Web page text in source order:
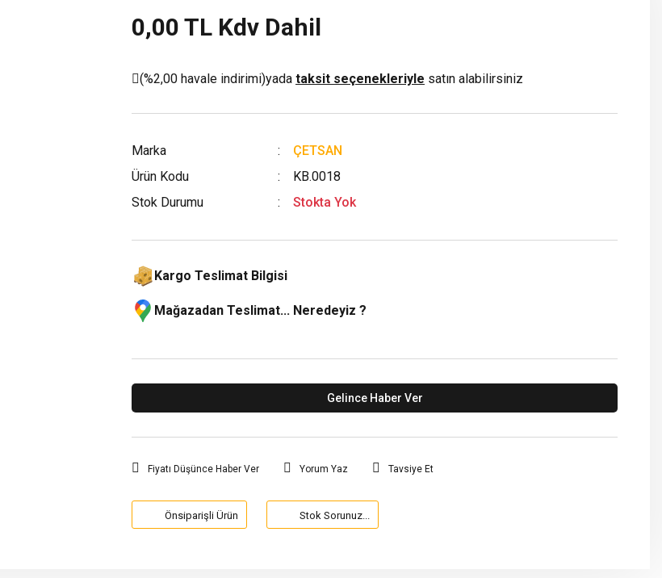
0,00 TL Kdv Dahil
(%2,00 havale indirimi)yada taksit seçenekleriyle satın alabilirsiniz
Marka
ÇETSAN
Ürün Kodu
KB.0018
Stok Durumu
Stokta Yok
Kargo Teslimat Bilgisi
Mağazadan Teslimat... Neredeyiz ?
Gelince Haber Ver
Fiyatı Düşünce Haber Ver Yorum Yaz Tavsiye Et
Önsiparişli Ürün Stok Sorunuz...